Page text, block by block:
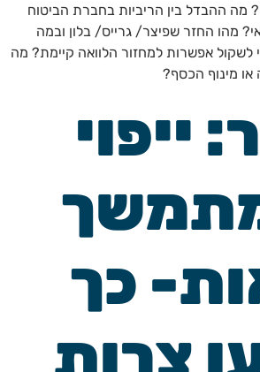
מה ההבדל בין הריביות בחברת הביטוח
מהו החזר שפיצר/ גרייס/ בלון ובמה
לשקול אפשרות למחזור הלוואה קיימת? מה
מינוף הכסף?
ייפוי
כך
צרות